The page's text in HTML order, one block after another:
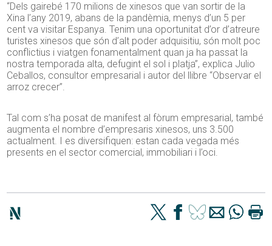
“Dels gairebé 170 milions de xinesos que van sortir de la
Xina l’any 2019, abans de la pandèmia, menys d’un 5 per
cent va visitar Espanya. Tenim una oportunitat d’or d’atreure
turistes xinesos que són d’alt poder adquisitiu, són molt poc
conflictius i viatgen fonamentalment quan ja ha passat la
nostra temporada alta, defugint el sol i platja”, explica Julio
Ceballos, consultor empresarial i autor del llibre “Observar el
arroz crecer”.
Tal com s’ha posat de manifest al fòrum empresarial, també
augmenta el nombre d’empresaris xinesos, uns 3.500
actualment. I es diversifiquen: estan cada vegada més
presents en el sector comercial, immobiliari i l’oci.